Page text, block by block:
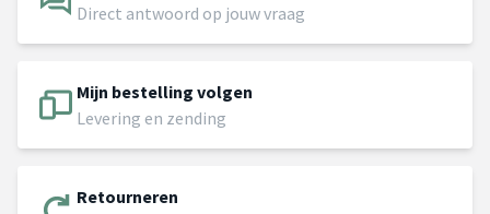
Direct antwoord op jouw vraag
Mijn bestelling volgen
Levering en zending
Retourneren